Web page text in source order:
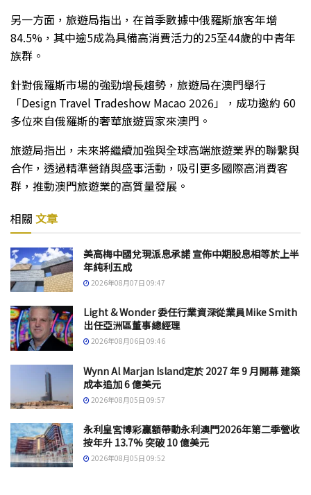
另一方面，旅遊局指出，在首季數據中俄羅斯旅客年增
84.5%，其中逾5成為具備高消費活力的25至44歲的中青年
族群。
針對俄羅斯市場的強勁增長趨勢，旅遊局在澳門舉行
「Design Travel Tradeshow Macao 2026」，成功邀約 60
多位來自俄羅斯的奢華旅遊買家來澳門。
旅遊局指出，未來將繼續加強與全球高端旅遊業界的聯繫與
合作，透過精準營銷與盛事活動，吸引更多國際高消費客
群，推動澳門旅遊業的高質量發展。
相關 文章
美高梅中國兌現派息承諾 宣佈中期股息相等於上半
年純利五成
2026年08月07日 09:47
Light & Wonder 委任行業資深從業員Mike Smith
出任亞洲區董事總經理
2026年08月06日 09:46
Wynn Al Marjan Island定於 2027 年 9 月開幕 建築
成本追加 6 億美元
2026年08月05日 09:57
永利皇宮博彩贏額帶動永利澳門2026年第二季營收
按年升 13.7% 突破 10 億美元
2026年08月05日 09:52